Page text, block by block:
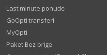
Last minute ponude
GoOpti transferi
MyOpti
Paket Bez brige